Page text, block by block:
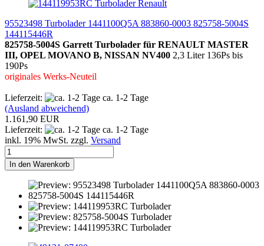
95523498 Turbolader 1441100Q5A 883860-0003 825758-5004S
144115446R
825758-5004S Garrett Turbolader für RENAULT MASTER
III, OPEL MOVANO B, NISSAN NV400 2,3 Liter 136Ps bis
190Ps
originales Werks-Neuteil
Lieferzeit:
ca. 1-2 Tage
(Ausland abweichend)
1.161,90 EUR
Lieferzeit:
ca. 1-2 Tage
inkl. 19% MwSt. zzgl. Versand
In den Warenkorb